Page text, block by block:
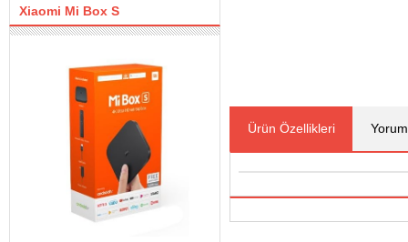
Xiaomi Mi Box S
Ürün Özellikleri